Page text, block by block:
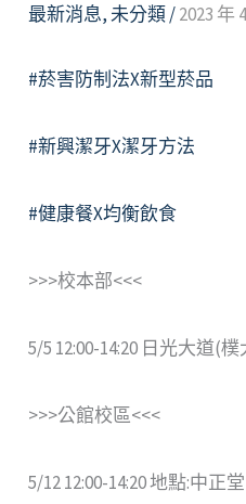
最新消息,未分類/2023 年
#菸害防制法X新型菸品
#新興潔牙X潔牙方法
#健康餐X均衡飲食
>>>校本部<<<
5/5 12:00-14:20 日光大道(
>>>公館校區<<<
5/12 12:00-14:20 地點:中正堂